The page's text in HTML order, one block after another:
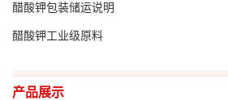
醋酸钾包装储运说明
醋酸钾工业级原料
产品展示